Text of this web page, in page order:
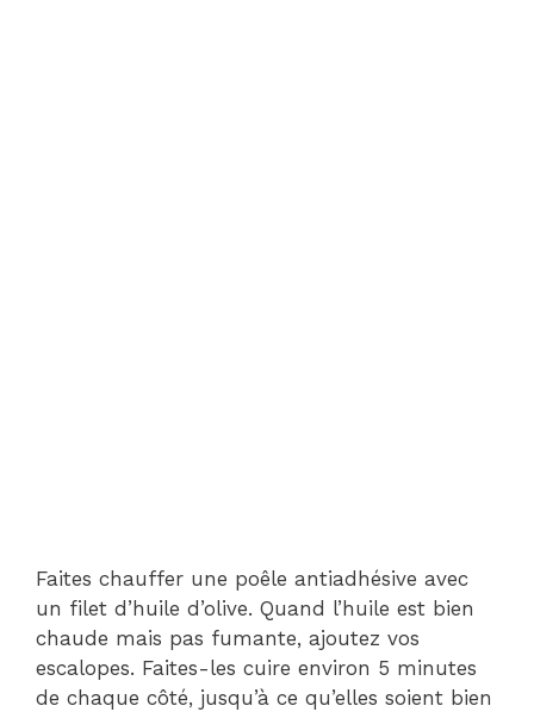
Faites chauffer une poêle antiadhésive avec
un filet d’huile d’olive. Quand l’huile est bien
chaude mais pas fumante, ajoutez vos
escalopes. Faites-les cuire environ 5 minutes
de chaque côté, jusqu’à ce qu’elles soient bien